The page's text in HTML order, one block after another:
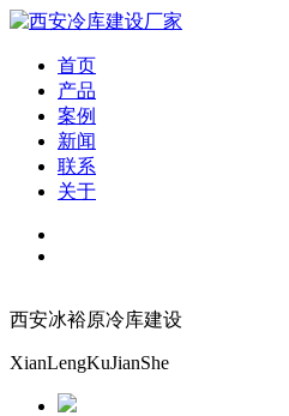
首页
产品
案例
新闻
联系
关于
西安冰裕原冷库建设
XianLengKuJianShe